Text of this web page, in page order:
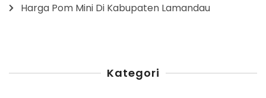
Harga Pom Mini Di Kabupaten Lamandau
Kategori